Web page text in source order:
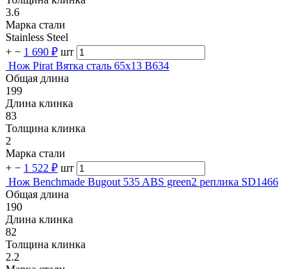
3.6
Марка стали
Stainless Steel
+ − 1 690 ₽ шт
Нож Pirat Вятка сталь 65х13 B634
Общая длина
199
Длина клинка
83
Толщина клинка
2
Марка стали
+ − 1 522 ₽ шт
Нож Benchmade Bugout 535 ABS green2 реплика SD1466
Общая длина
190
Длина клинка
82
Толщина клинка
2.2